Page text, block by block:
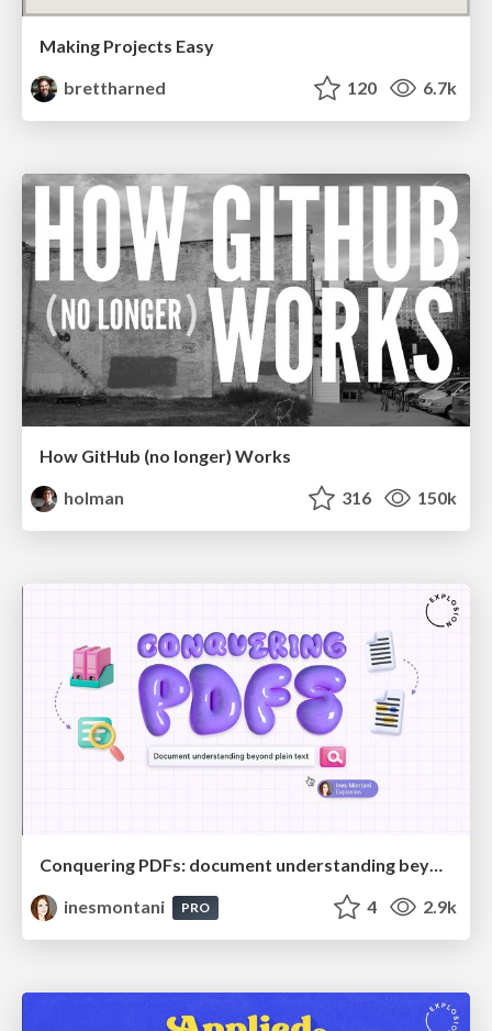
Making Projects Easy
brettharned
120 6.7k
How GitHub (no longer) Works
holman
316 150k
Conquering PDFs: document understanding beyond plain text
inesmontani
PRO 4 2.9k